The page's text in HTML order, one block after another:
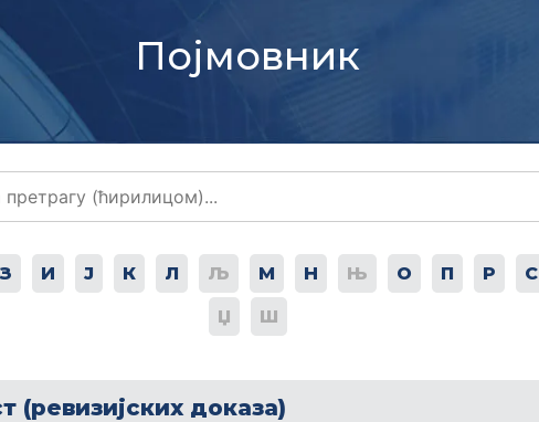
Појмовник
З И Ј К Л Љ М Н Њ О П Р С
Џ Ш
(ревизијских доказа)